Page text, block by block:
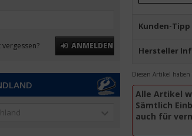
Kunden-Tipp
Hersteller
Diesen Artikel
Alle Artikel
Sämtlich
auch für
ANMELDEN